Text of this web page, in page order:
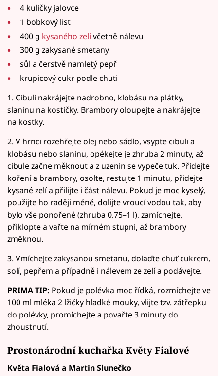
4 kuličky jalovce
1 bobkový list
400 g kysaného zelívčetně nálevu
300 g zakysané smetany
sůl a čerstvě namletý pepř
krupicový cukr podle chuti
1. Cibuli nakrájejte nadrobno, klobásu na plátky,
slaninu na kostičky. Brambory oloupejte a nakrájejte
na kostky.
2. V hrnci rozehřejte olej nebo sádlo, vsypte cibuli a
klobásu nebo slaninu, opékejte je zhruba 2 minuty, až
cibule začne měknout a z uzenin se vypeče tuk. Přidejte
koření a brambory, osolte, restujte 1 minutu, přidejte
kysané zelí a přilijte i část nálevu. Pokud je moc kyselý,
použijte ho raději méně, dolijte vroucí vodou tak, aby
bylo vše ponořené (zhruba 0,75–1 l), zamíchejte,
přiklopte a vařte na mírném stupni, až brambory
změknou.
3. Vmíchejte zakysanou smetanu, dolaďte chuť cukrem,
solí, pepřem a případně i nálevem ze zelí a podávejte.
PRIMA TIP: Pokud je polévka moc řídká, rozmíchejte ve
100 ml mléka 2 lžičky hladké mouky, vlijte tzv. zátřepku
do polévky, promíchejte a povařte 3 minuty do
zhoustnutí.
Prostonárodní kuchařka Květy Fialové
Květa Fialová a Martin Slunečko